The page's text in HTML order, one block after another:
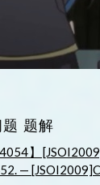
题解
】
—